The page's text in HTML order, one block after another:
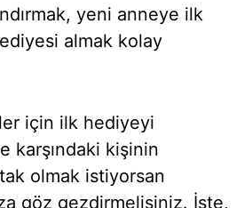
yeni anneye ilk
almak kolay
için ilk hediyeyi
karşındaki kişinin
olmak istiyorsan
göz gezdirmelisiniz. İşte,